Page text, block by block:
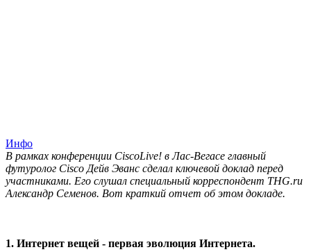
Инфо
В рамках конференции CiscoLive! в Лас-Вегасе главный
футуролог Cisco Дейв Эванс сделал ключевой доклад перед
участниками. Его слушал специальный корреспондент THG.ru
Александр Семенов. Вот краткий отчет об этом докладе.
1. Интернет вещей - первая эволюция Интернета.